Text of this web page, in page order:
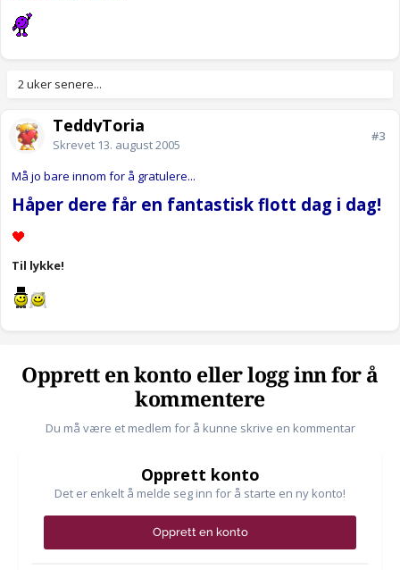
2 uker senere...
TeddyToria
Skrevet 13. august 2005
#3
Må jo bare innom for å gratulere...
Håper dere får en fantastisk flott dag i dag!
Til lykke!
Opprett en konto eller logg inn for å
kommentere
Du må være et medlem for å kunne skrive en kommentar
Opprett konto
Det er enkelt å melde seg inn for å starte en ny konto!
Opprett en konto